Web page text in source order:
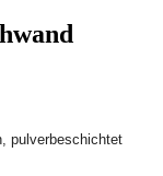
pulverbeschichtet